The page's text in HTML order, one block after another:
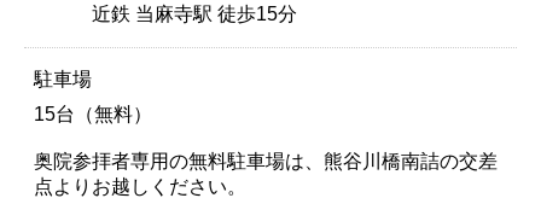
近鉄 当麻寺駅 徒歩15分
駐車場
15台（無料）
奥院参拝者専用の無料駐車場は、熊谷川橋南詰の交差
点よりお越しください。